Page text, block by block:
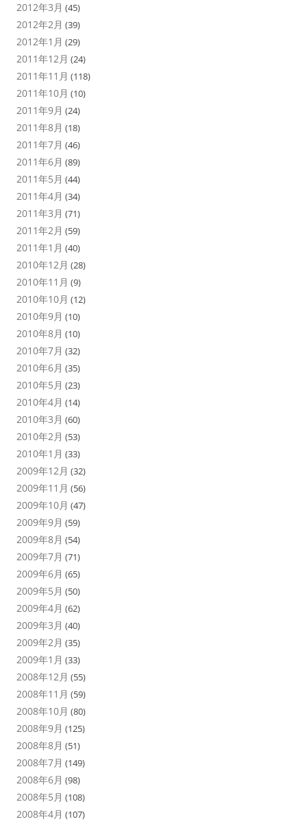
2012年3月 (45)
2012年2月 (39)
2012年1月 (29)
2011年12月 (24)
2011年11月 (118)
2011年10月 (10)
2011年9月 (24)
2011年8月 (18)
2011年7月 (46)
2011年6月 (89)
2011年5月 (44)
2011年4月 (34)
2011年3月 (71)
2011年2月 (59)
2011年1月 (40)
2010年12月 (28)
2010年11月 (9)
2010年10月 (12)
2010年9月 (10)
2010年8月 (10)
2010年7月 (32)
2010年6月 (35)
2010年5月 (23)
2010年4月 (14)
2010年3月 (60)
2010年2月 (53)
2010年1月 (33)
2009年12月 (32)
2009年11月 (56)
2009年10月 (47)
2009年9月 (59)
2009年8月 (54)
2009年7月 (71)
2009年6月 (65)
2009年5月 (50)
2009年4月 (62)
2009年3月 (40)
2009年2月 (35)
2009年1月 (33)
2008年12月 (55)
2008年11月 (59)
2008年10月 (80)
2008年9月 (125)
2008年8月 (51)
2008年7月 (149)
2008年6月 (98)
2008年5月 (108)
2008年4月 (107)